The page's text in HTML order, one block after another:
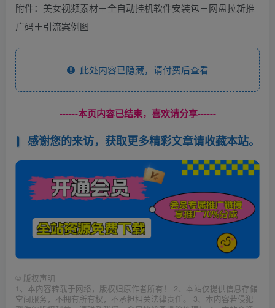
附件：美女视频素材＋全自动挂机软件安装包＋网盘拉新推
广码＋引流案例图
此处内容已隐藏，请付费后查看
------本页内容已结束，喜欢请分享------
感谢您的来访，获取更多精彩文章请收藏本站。
© 版权声明
1、本内容转载于网络，版权归原作者所有！ 2、本站仅提供信息存储
空间服务，不拥有所有权，不承担相关法律责任。 3、本内容若侵犯